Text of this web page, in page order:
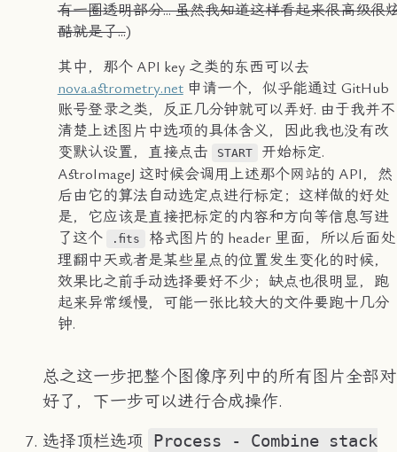
有一圈透明部分... 虽然我知道这样看起来很高级很
酷就是了...)
其中，那个 API key 之类的东西可以去
nova.astrometry.net申请一个，似乎能通过 GitHub
账号登录之类，反正几分钟就可以弄好. 由于我并不
清楚上述图片中选项的具体含义，因此我也没有改
变默认设置，直接点击
START
开始标定.
AstroImageJ 这时候会调用上述那个网站的 API，然
后由它的算法自动选定点进行标定；这样做的好处
是，它应该是直接把标定的内容和方向等信息写进
了这个
.fits
格式图片的 header 里面，所以后面处
理翻中天或者是某些星点的位置发生变化的时候，
效果比之前手动选择要好不少；缺点也很明显，跑
起来异常缓慢，可能一张比较大的文件要跑十几分
钟.
总之这一步把整个图像序列中的所有图片全部
好了，下一步可以进行合成操作.
选择顶栏选项 Process - Combine stack